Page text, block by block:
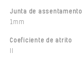
Junta de assentamento
1mm
Coeficiente de atrito